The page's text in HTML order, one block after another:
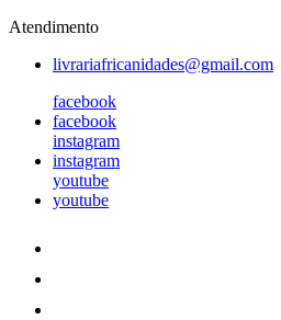
Atendimento
livrariafricanidades@gmail.com
facebook
facebook
instagram
instagram
youtube
youtube